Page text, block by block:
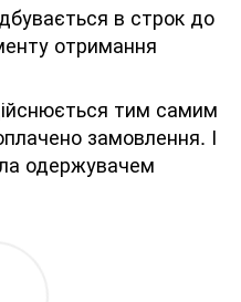
в строк до
отримання
тим самим
замовлення. І
одержувачем